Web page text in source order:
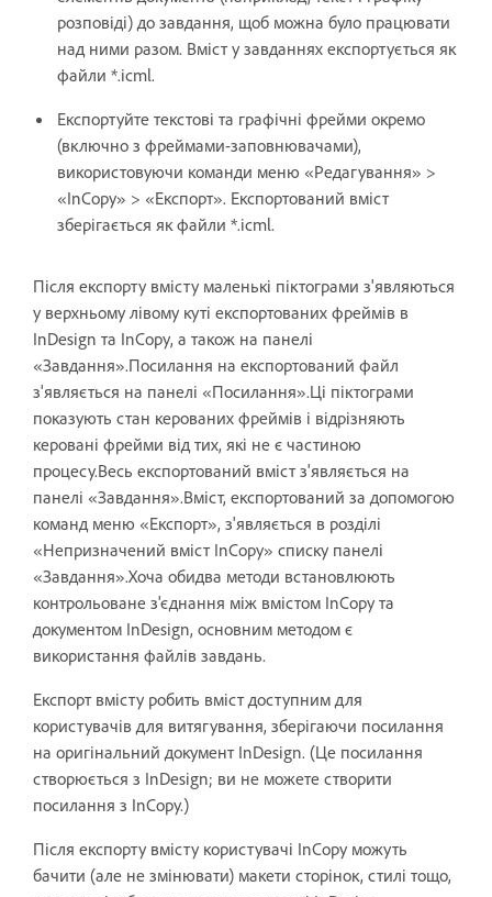
розповіді) до завдання, щоб можна було працювати
над ними разом. Вміст у завданнях експортується як
файли *.icml.
Експортуйте текстові та графічні фрейми окремо
(включно з фреймами-заповнювачами),
використовуючи команди меню «Редагування» >
«InCopy» > «Експорт». Експортований вміст
зберігається як файли *.icml.
Після експорту вмісту маленькі піктограми з'являються
у верхньому лівому куті експортованих фреймів в
InDesign та InCopy, а також на панелі
«Завдання».Посилання на експортований файл
з'являється на панелі «Посилання».Ці піктограми
показують стан керованих фреймів і відрізняють
керовані фрейми від тих, які не є частиною
процесу.Весь експортований вміст з'являється на
панелі «Завдання».Вміст, експортований за допомогою
команд меню «Експорт», з'являється в розділі
«Непризначений вміст InCopy» списку панелі
«Завдання».Хоча обидва методи встановлюють
контрольоване з'єднання між вмістом InCopy та
документом InDesign, основним методом є
використання файлів завдань.
Експорт вмісту робить вміст доступним для
користувачів для витягування, зберігаючи посилання
на оригінальний документ InDesign. (Це посилання
створюється з InDesign; ви не можете створити
посилання з InCopy.)
Після експорту вмісту користувачі InCopy можуть
бачити (але не змінювати) макети сторінок, стилі тощо,